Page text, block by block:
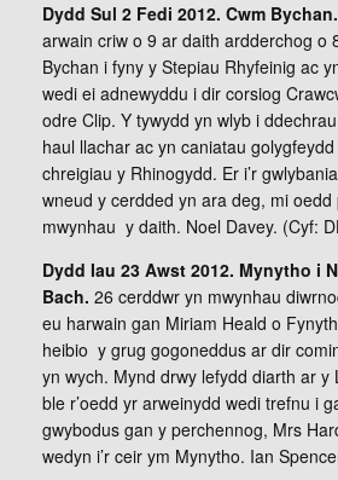
Dydd Sul 2 Fedi 2012. Cwm Bychan.
arwain criw o 9 ar daith ardderchog o
Bychan i fyny y Stepiau Rhyfeinig ac
wedi ei adnewyddu i dir corsiog
odre Clip. Y tywydd yn wlyb i
haul llachar ac yn caniatau
chreigiau y Rhinogydd. Er i’r
wneud y cerdded yn ara deg, mi
mwynhau y daith. Noel Davey. (Cyf:
Dydd Iau 23 Awst 2012. Mynytho i
Bach. 26 cerddwr yn mwynhau
eu harwain gan Miriam Heald o
heibio y grug gogoneddus ar dir
yn wych. Mynd drwy lefydd diarth ar y
ble r’oedd yr arweinydd wedi trefnu i
gwybodus gan y perchennog, Mrs
wedyn i’r ceir ym Mynytho. Ian